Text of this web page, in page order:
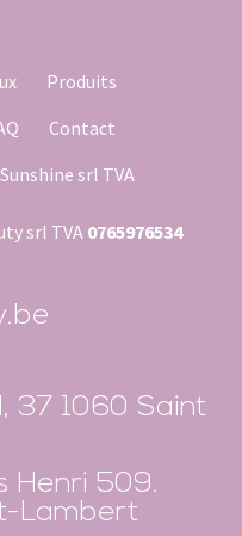
Produits
Contact
srl TVA
srl TVA 0765976534
37 1060 Saint
Henri 509.
Lambert